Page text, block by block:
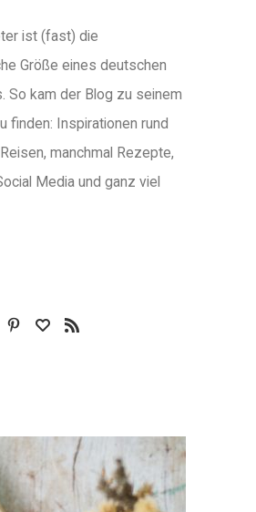
ist (fast) die
Größe eines deutschen
So kam der Blog zu seinem
finden: Inspirationen rund
manchmal Rezepte,
Media und ganz viel